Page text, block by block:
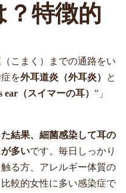
？特徴的
こまく）までの通路をい
を外耳道炎（外耳炎）
と
ear （スイマーの耳） ”」
結果、細菌感染して耳の
多いです。 毎日しっかり
る方、アレルギー体質の
較的女性に多い感染症で